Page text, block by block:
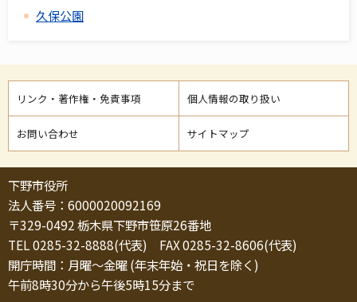
久保公園
リンク・著作権・免責事項 個人情報の取り扱い
お問い合わせ サイトマップ
下野市役所
法人番号：6000020092169
〒329-0492 栃木県下野市笹原26番地
TEL 0285-32-8888(代表) FAX 0285-32-8606(代表)
開庁時間：月曜～金曜 (年末年始・祝日を除く)
午前8時30分から午後5時15分まで